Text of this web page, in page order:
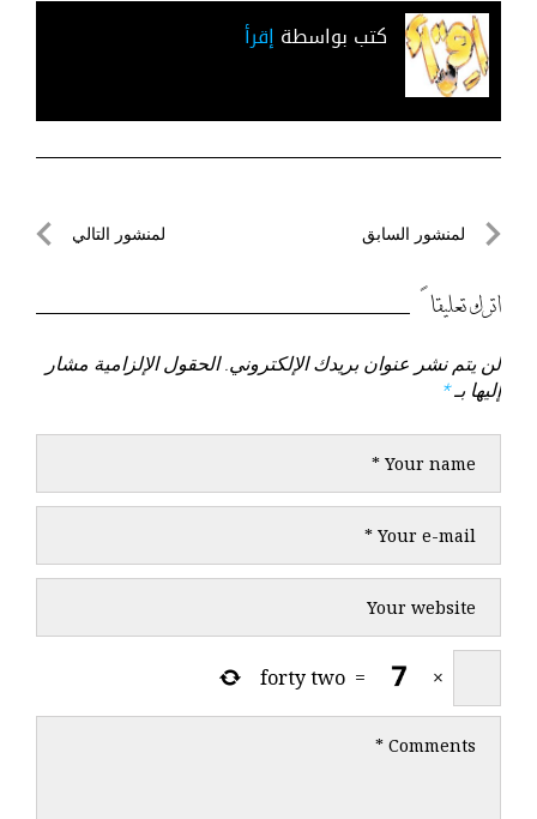
كتب بواسطة إقرأ
تصفّحلمنشور السابق
السابق
لمنشور التالي
اترك تعليقاً
لن يتم نشر عنوان بريدك الإلكتروني. الحقول الإلزامية مشار
إليها بـ*
×
=
forty two